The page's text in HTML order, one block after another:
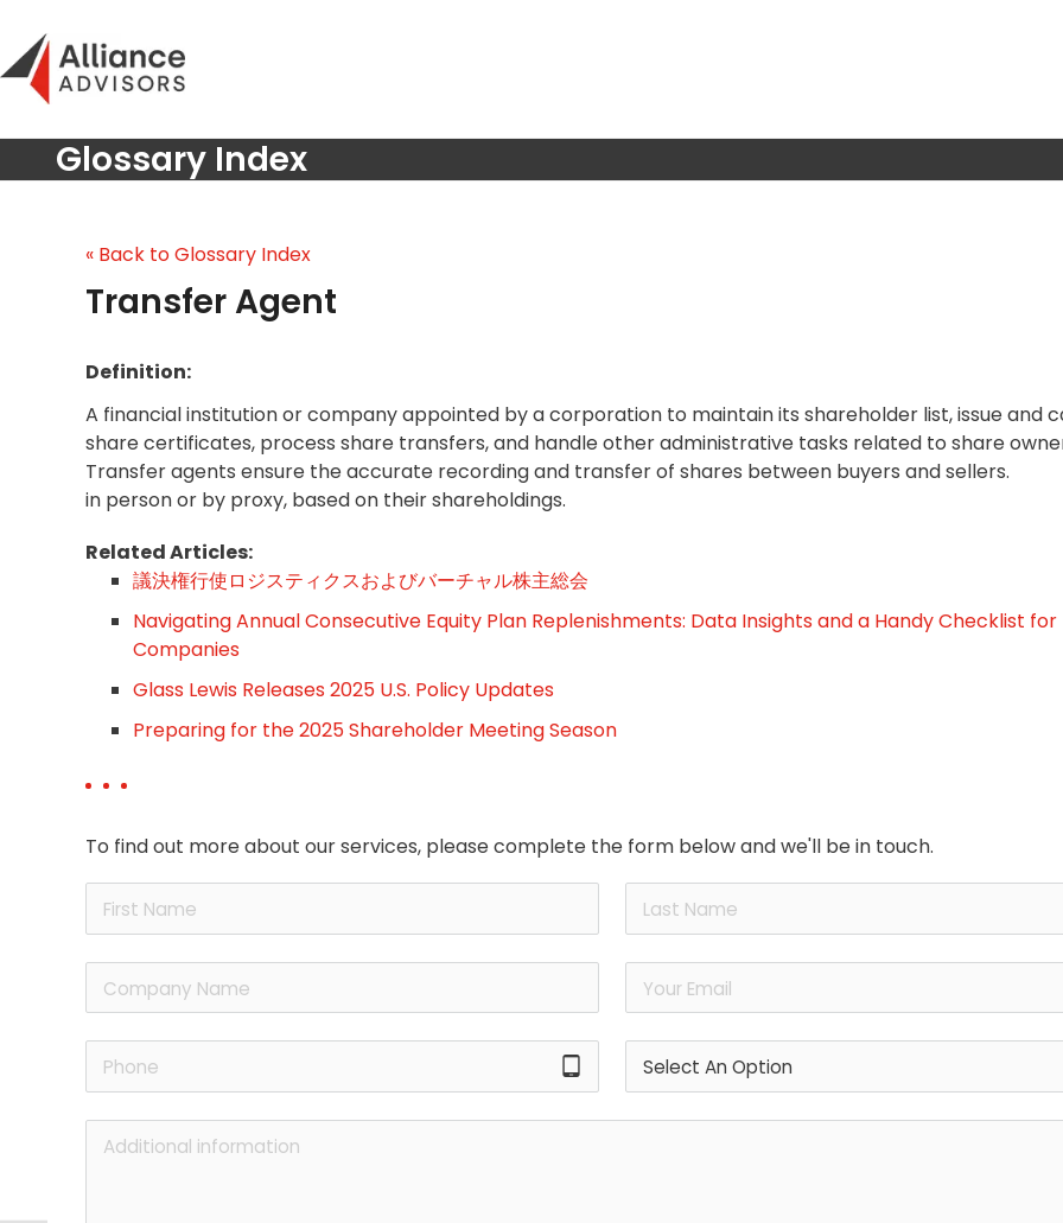
content
Glossary Index
« Back to Glossary Index
Transfer Agent
Definition:
A financial institution or company appointed by a corporation to maintain its shareholder list, issue and
share certificates, process share transfers, and handle other administrative tasks related to share
Transfer agents ensure the accurate recording and transfer of shares between buyers and sellers.
in person or by proxy, based on their shareholdings.
Related Articles:
議決権行使ロジスティクスおよびバーチャル株主総会
Navigating Annual Consecutive Equity Plan Replenishments: Data Insights and a Handy Checklist for
Companies
Glass Lewis Releases 2025 U.S. Policy Updates
Preparing for the 2025 Shareholder Meeting Season
To find out more about our services, please complete the form below and we'll be in touch.
tablet_android